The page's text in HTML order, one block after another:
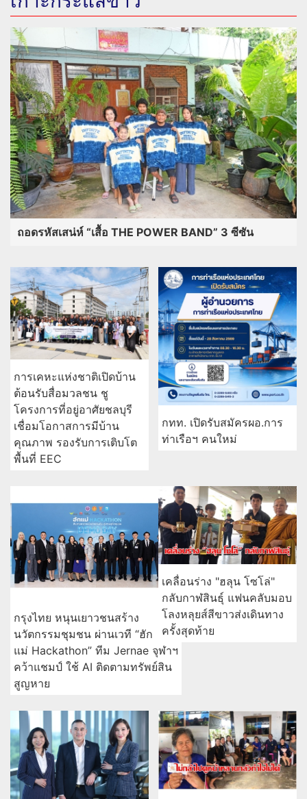
ถอดรหัสเสน่ห์ “เสื้อ THE POWER BAND” 3 ซีซัน
การเคหะแห่งชาติเปิดบ้าน
ต้อนรับสื่อมวลชน ชู
โครงการที่อยู่อาศัยชลบุรี
เชื่อมโอกาสการมีบ้าน
คุณภาพ รองรับการเติบโต
พื้นที่ EEC
กทท. เปิดรับสมัครผอ.การ
ท่าเรือฯ คนใหม่
กรุงไทย หนุนเยาวชนสร้าง
นวัตกรรมชุมชน ผ่านเวที “ฮัก
แม่ Hackathon” ทีม Jernae จุฬาฯ
คว้าแชมป์ ใช้ AI ติดตามทรัพย์สิน
สูญหาย
เคลื่อนร่าง "ฮลุน โซโล่"
กลับกาฬสินธุ์ แฟนคลับมอบ
โลงหลุยส์สีขาวส่งเดินทาง
ครั้งสุดท้าย